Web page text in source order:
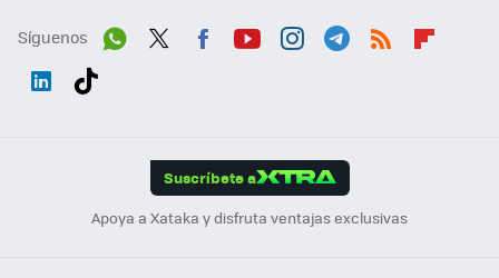
Síguenos
Suscríbete a
Apoya a Xataka y disfruta ventajas exclusivas